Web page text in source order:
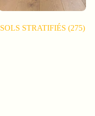
SOLS STRATIFIÉS (275)